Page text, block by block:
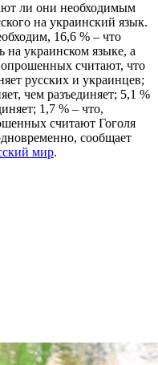
ли они необходимым
на украинский язык.
16,6 % – что
на украинском языке, а
опрошенных считают, что
русских и украинцев;
чем разъединяет; 5,1 %
1,7 % – что,
считают Гоголя
сообщает
мир.